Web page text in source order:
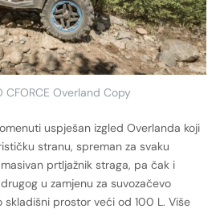
CFORCE Overland Copy
uspješan izgled Overlanda koji
stranu, spreman za svaku
prtljažnik straga, pa čak i
u zamjenu za suvozačevo
skladišni prostor veći od 100 L. Više